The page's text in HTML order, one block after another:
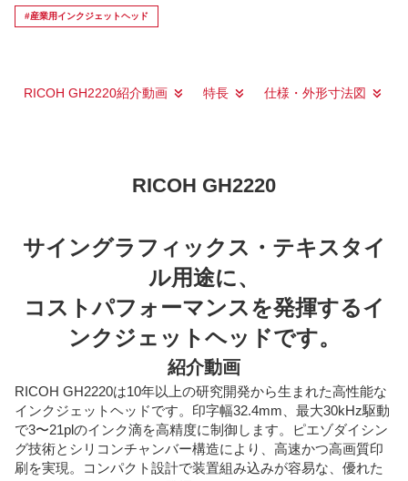
#産業用インクジェットヘッド
RICOH GH2220紹介動画 特長 仕様・外形寸法図
RICOH GH2220
サイングラフィックス・テキスタイ
ル用途に、
コストパフォーマンスを発揮するイ
ンクジェットヘッドです。
紹介動画
RICOH GH2220は10年以上の研究開発から生まれた高性能な
インクジェットヘッドです。印字幅32.4mm、最大30kHz駆動
で3〜21plのインク滴を高精度に制御します。ピエゾダイシン
グ技術とシリコンチャンバー構造により、高速かつ高画質印
刷を実現。コンパクト設計で装置組み込みが容易な、優れた